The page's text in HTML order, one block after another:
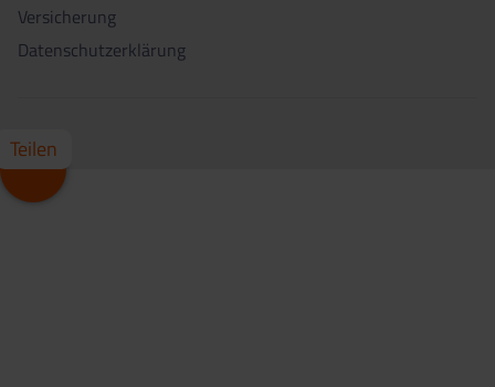
Versicherung
Datenschutzerklärung
Teilen
Whatsapp
Facebook
X